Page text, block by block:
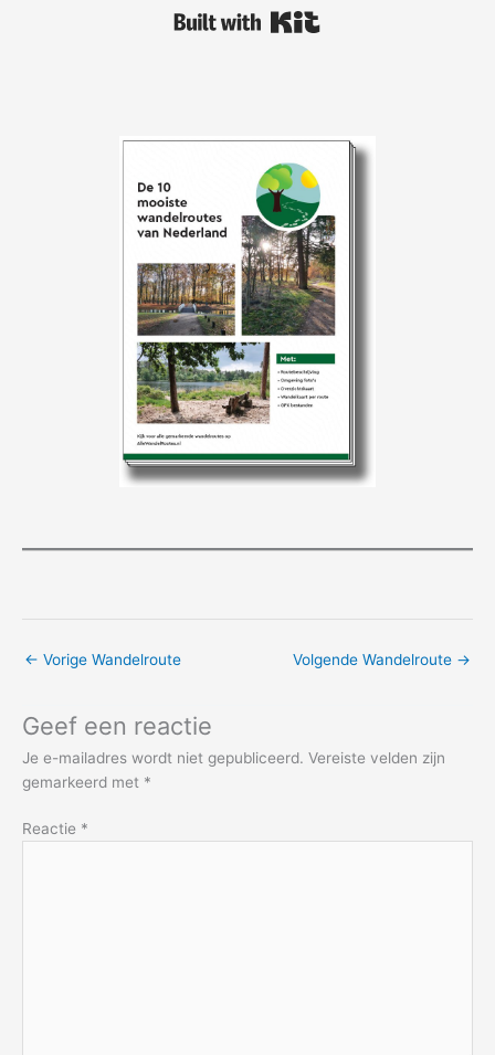
← Vorige Wandelroute Volgende Wandelroute →
Geef een reactie
Je e-mailadres wordt niet gepubliceerd. Vereiste velden zijn
gemarkeerd met *
Reactie *